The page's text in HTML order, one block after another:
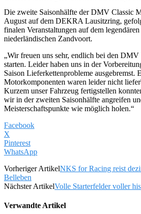
Die zweite Saisonhälfte der DMV Classic
August auf dem DEKRA Lausitzring,
finalen Veranstaltungen auf dem
niederländischen Zandvoort.
„Wir freuen uns sehr, endlich bei den DMV
starten. Leider haben uns in der
Saison Lieferkettenprobleme ausgebremst.
Motorkomponenten waren leider nicht
Kurzem unser Fahrzeug fertigstellen
wir in der zweiten Saisonhälfte angreifen
Meisterschaftspunkte wie möglich holen.“
Facebook
X
Pinterest
WhatsApp
Vorheriger ArtikelNKS for Racing reist
Belleben
Nächster ArtikelVolle Starterfelder voller
Verwandte Artikel